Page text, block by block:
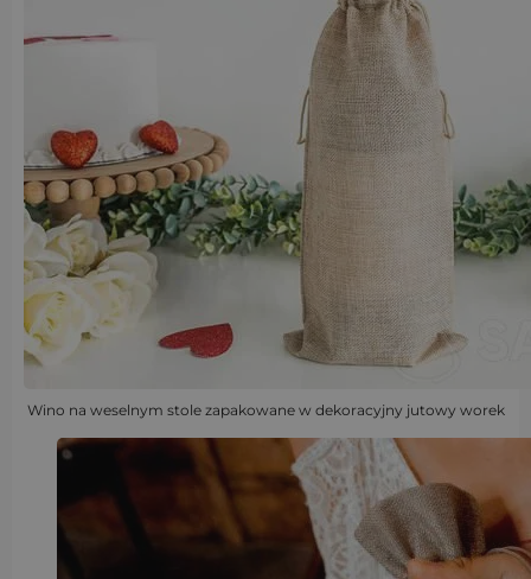
Wino na weselnym stole zapakowane w dekoracyjny jutowy worek